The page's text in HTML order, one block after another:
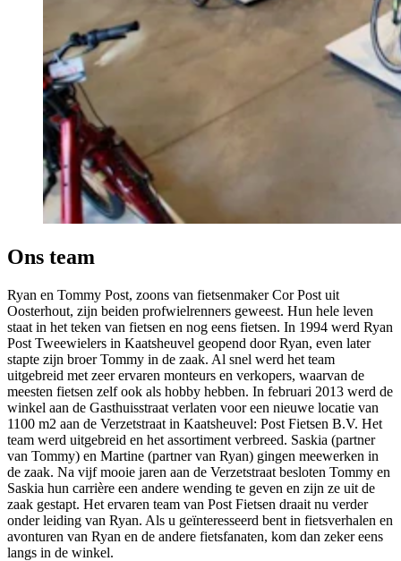
Ons team
Ryan en Tommy Post, zoons van fietsenmaker Cor Post uit
Oosterhout, zijn beiden profwielrenners geweest. Hun hele leven
staat in het teken van fietsen en nog eens fietsen. In 1994 werd Ryan
Post Tweewielers in Kaatsheuvel geopend door Ryan, even later
stapte zijn broer Tommy in de zaak. Al snel werd het team
uitgebreid met zeer ervaren monteurs en verkopers, waarvan de
meesten fietsen zelf ook als hobby hebben. In februari 2013 werd de
winkel aan de Gasthuisstraat verlaten voor een nieuwe locatie van
1100 m2 aan de Verzetstraat in Kaatsheuvel: Post Fietsen B.V. Het
team werd uitgebreid en het assortiment verbreed. Saskia (partner
van Tommy) en Martine (partner van Ryan) gingen meewerken in
de zaak. Na vijf mooie jaren aan de Verzetstraat besloten Tommy en
Saskia hun carrière een andere wending te geven en zijn ze uit de
zaak gestapt. Het ervaren team van Post Fietsen draait nu verder
onder leiding van Ryan. Als u geïnteresseerd bent in fietsverhalen en
avonturen van Ryan en de andere fietsfanaten, kom dan zeker eens
langs in de winkel.